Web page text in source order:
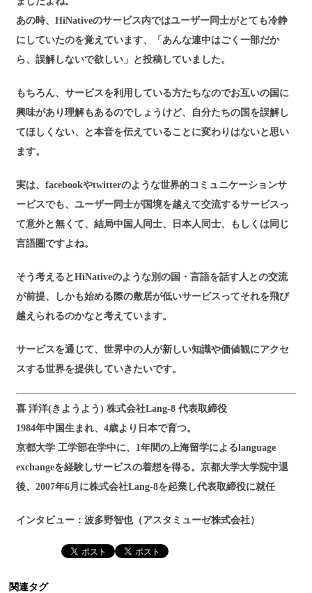
あの時、HiNativeのサービス内ではユーザー同士がとても冷静
にしていたのを覚えています、「あんな連中はごく一部だか
ら、誤解しないで欲しい」と投稿していました。
もちろん、サービスを利用している方たちなのでお互いの国に
興味があり理解もあるのでしょうけど、自分たちの国を誤解し
てほしくない、と本音を伝えていることに変わりはないと思い
ます。
実は、facebookやtwitterのような世界的コミュニケーションサ
ービスでも、ユーザー同士が国境を越えて交流するサービスっ
て意外と無くて、結局中国人同士、日本人同士、もしくは同じ
言語圏ですよね。
そう考えるとHiNativeのような別の国・言語を話す人との交流
が前提、しかも始める際の敷居が低いサービスってそれを飛び
越えられるのかなと考えています。
サービスを通じて、世界中の人が新しい知識や価値観にアクセ
スする世界を提供していきたいです。
喜 洋洋(きようよう) 株式会社Lang-8 代表取締役
1984年中国生まれ、4歳より日本で育つ。
京都大学 工学部在学中に、1年間の上海留学によるlanguage
exchangeを経験しサービスの着想を得る。京都大学大学院中退
後、2007年6月に株式会社Lang-8を起業し代表取締役に就任
インタビュー：波多野智也（アスタミューゼ株式会社）
関連タグ